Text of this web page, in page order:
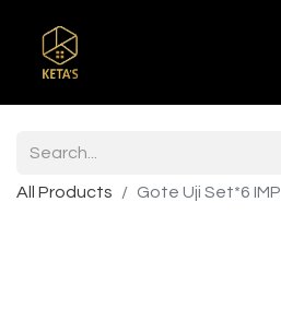
All Products Gote Uji Set*6 IMP